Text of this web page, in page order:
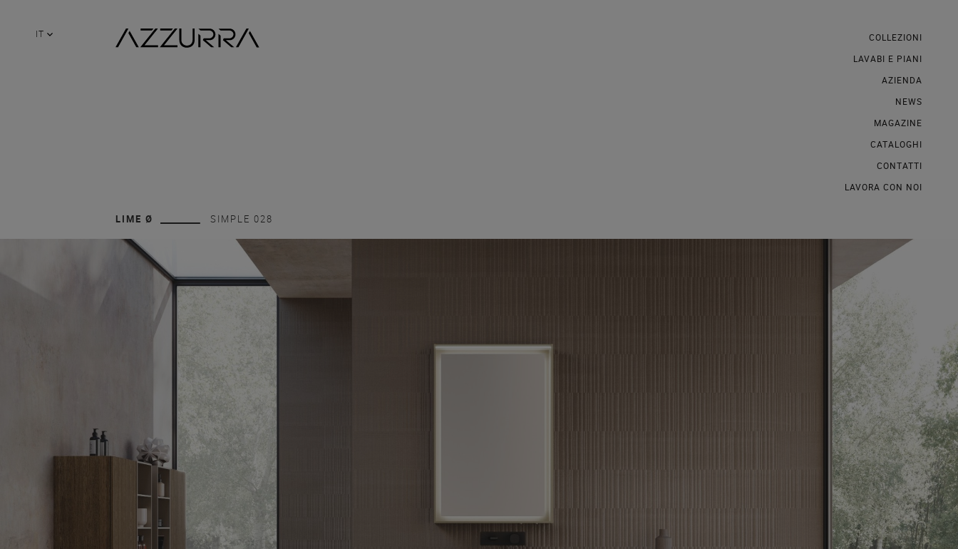
IT
COLLEZIONI
LAVABI E PIANI
AZIENDA
NEWS
MAGAZINE
CATALOGHI
CONTATTI
LAVORA CON NOI
LIME Ø SIMPLE 028